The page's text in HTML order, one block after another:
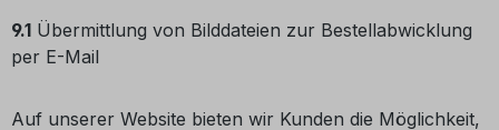
9.1 Übermittlung von Bilddateien zur Bestellabwicklung
per E-Mail
Auf unserer Website bieten wir Kunden die Möglichkeit,